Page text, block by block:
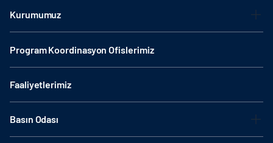
Kurumumuz
Program Koordinasyon Ofislerimiz
Faaliyetlerimiz
Basın Odası